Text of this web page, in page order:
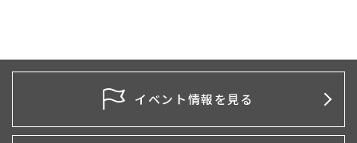
イベント情報を見る